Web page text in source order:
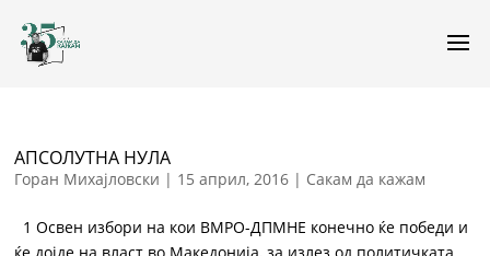
АПСОЛУТНА НУЛА
Горан Михајловски | 15 април, 2016 | Сакам да кажам
1 Освен избори на кои ВМРО-ДПМНЕ конечно ќе победи и